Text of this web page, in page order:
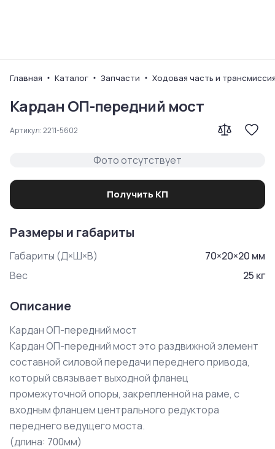
Главная Каталог Запчасти Ходовая часть и
Кардан ОП-передний мост
Артикул:2211-5602
Фото отсутствует
Получить КП
Размеры и габариты
Габариты (Д×Ш×В) 70×20×20 мм
Вес
25 кг
Описание
Кардан ОП-передний мост
Кардан ОП-передний мост это раздвижной элемент
составной силовой передачи переднего привода,
который связывает выходной фланец
промежуточной опоры, закрепленной на раме, с
входным фланцем центрального редуктора
переднего ведущего моста.
(длина: 700мм)